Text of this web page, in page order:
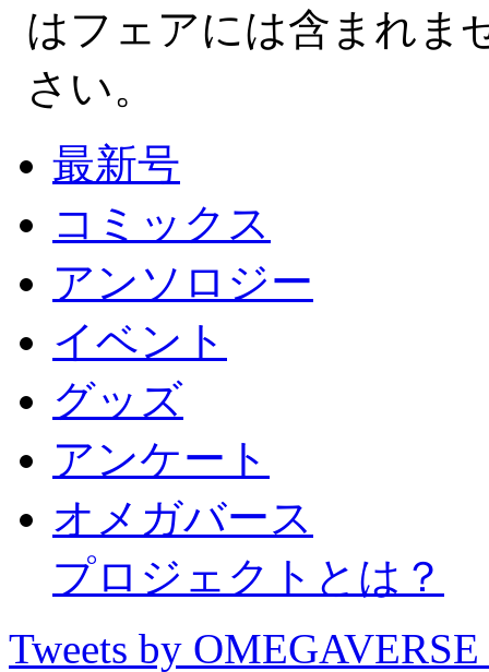
はフェアには含まれま
さい。
最新号
コミックス
アンソロジー
イベント
グッズ
アンケート
オメガバース
プロジェクトとは？
Tweets by